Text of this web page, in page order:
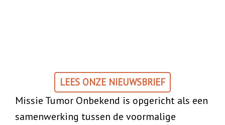
LEES ONZE NIEUWSBRIEF
Missie Tumor Onbekend is opgericht als een
samenwerking tussen de voormalige